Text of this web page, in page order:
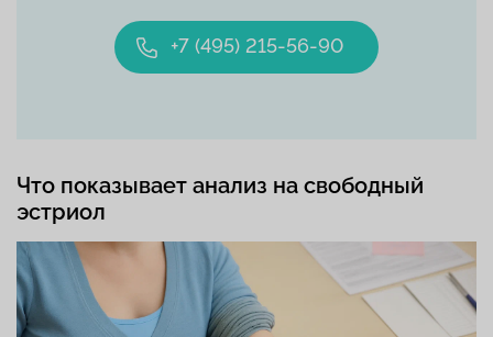
+7 (495) 215-56-90
Что показывает анализ на свободный
эстриол